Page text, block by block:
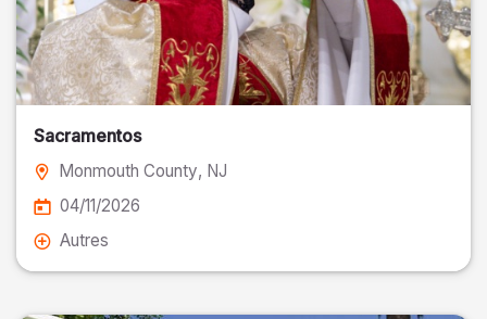
Sacramentos
Monmouth County, NJ
04/11/2026
Autres